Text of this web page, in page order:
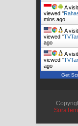
A
viewed "
mins ago
A
viewed "
ago
A
viewed "
ago
Get